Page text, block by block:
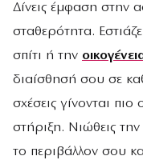
Δίνεις έμφαση στην
σταθερότητα.
σπίτι ή την
διαίσθησή σου σε
σχέσεις γίνονται
στήριξη. Νιώθεις
το περιβάλλον σου